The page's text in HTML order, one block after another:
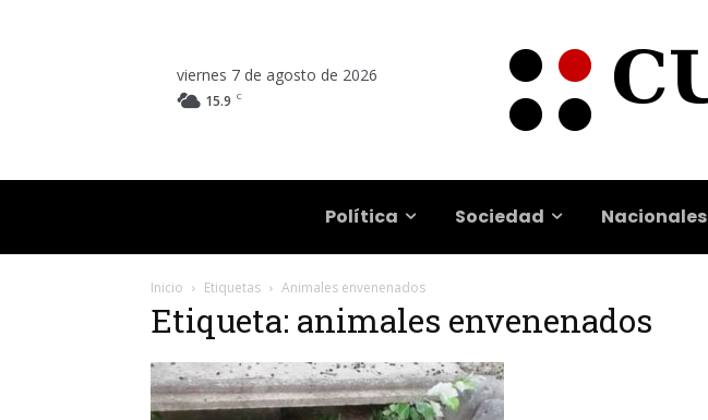
viernes 7 de agosto de 2026
15.9 C
Política Sociedad Nacionales
Inicio Etiquetas Animales envenenados
Etiqueta: animales envenenados